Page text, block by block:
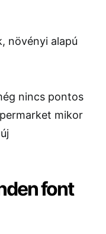
növényi alapú
nincs pontos
mikor
font